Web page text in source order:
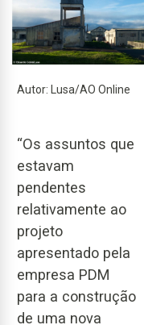
Autor: Lusa/AO Online
“Os assuntos que
estavam
pendentes
relativamente ao
projeto
apresentado pela
empresa PDM
para a construção
de uma nova